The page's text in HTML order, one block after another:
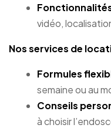
vidéo,
Nos services de
Formules
semaine ou au
Conseils
à choisir